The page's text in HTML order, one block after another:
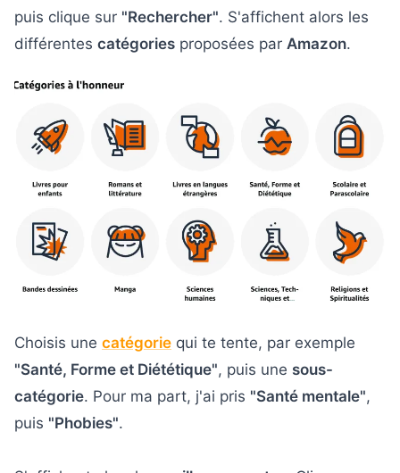
puis clique sur "Rechercher". S'affichent alors les
différentes catégories proposées par Amazon.
Choisis une catégorie qui te tente, par exemple
"Santé, Forme et Diététique", puis une sous-
catégorie. Pour ma part, j'ai pris "Santé mentale",
puis "Phobies".